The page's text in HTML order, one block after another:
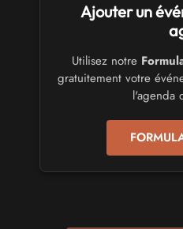
Trolls et Légendes
du 26 au 28 mars 2027 - à
CULTURE JAPONAISE ET
Mang'Azur 2027
les 24 et 25 avril 2027 - à
SALONS & CONVENTIONS
Play Azur Festival
SALONS & CONVENTIONS
Ajouter un
Utilisez notre
gratuitement votre
l'agenda